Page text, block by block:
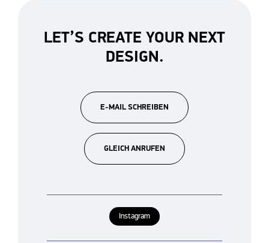
LET’S CREATE YOUR NEXT
DESIGN.
E-MAIL SCHREIBEN
GLEICH ANRUFEN
Instagram